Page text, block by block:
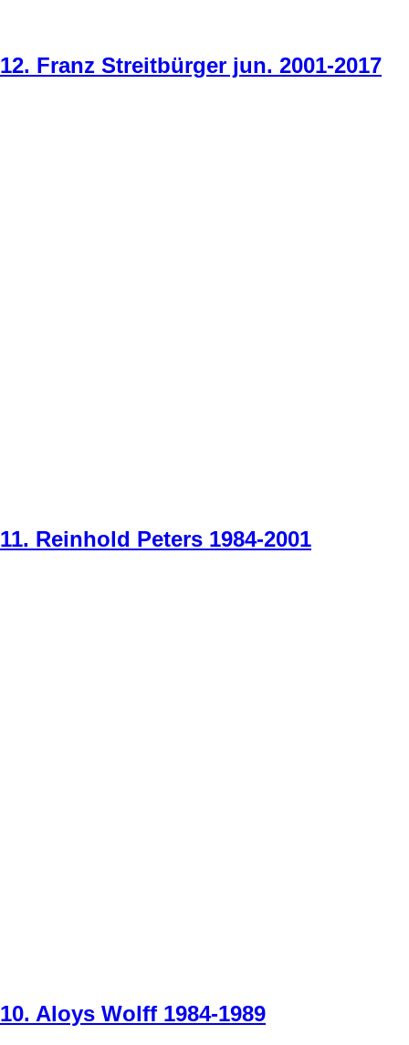
12. Franz Streitbürger jun. 2001-2017
11. Reinhold Peters 1984-2001
10. Aloys Wolff 1984-1989